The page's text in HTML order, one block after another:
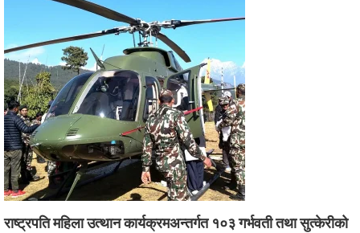
राष्ट्रपति महिला उत्थान कार्यक्रमअन्तर्गत १०३ गर्भवती तथा सुत्केरीको